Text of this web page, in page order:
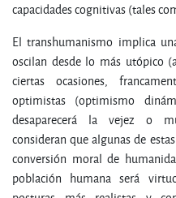
capacidades cognitivas (tales
El transhumanismo implica
oscilan desde lo más utópico
ciertas ocasiones,
optimistas (optimismo
desaparecerá la vejez o
consideran que algunas de
conversión moral de
población humana será